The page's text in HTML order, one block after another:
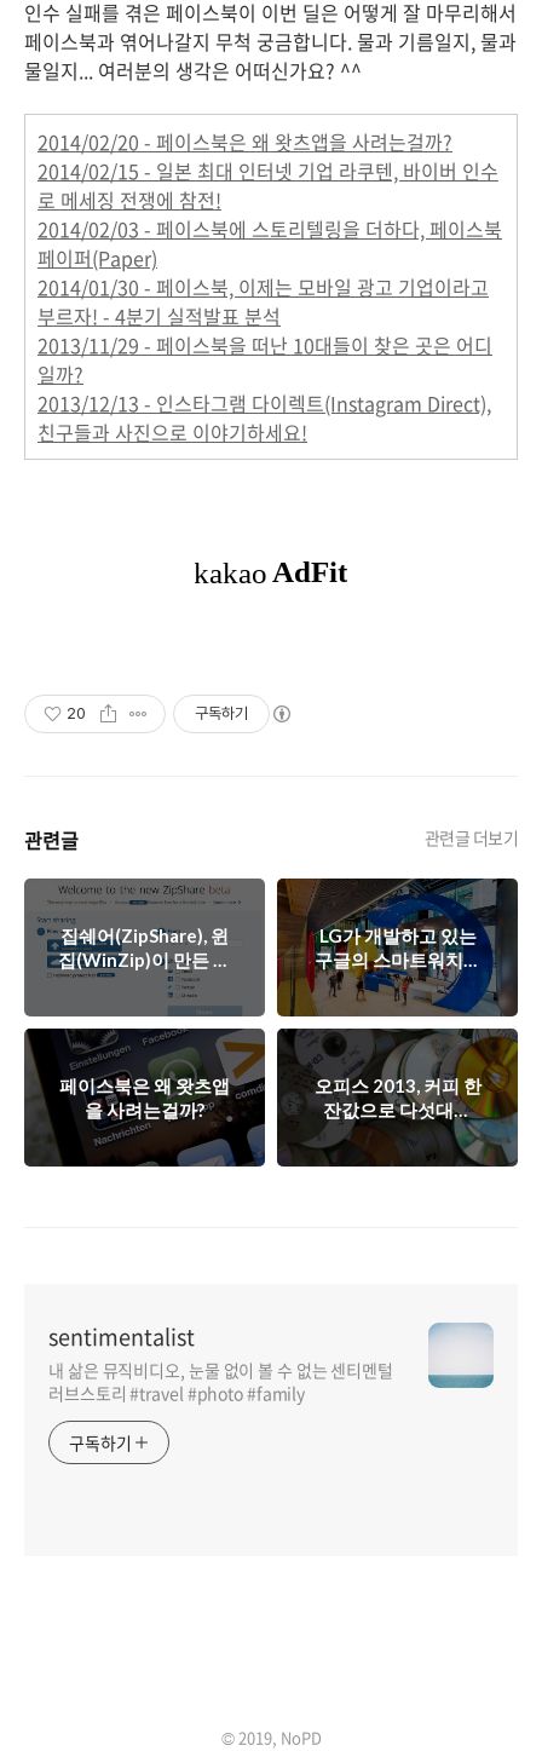
인수 실패를 겪은 페이스북이 이번 딜은 어떻게 잘 마무리해서
페이스북과 엮어나갈지 무척 궁금합니다. 물과 기름일지, 물과
물일지... 여러분의 생각은 어떠신가요? ^^
2014/02/20 - 페이스북은 왜 왓츠앱을 사려는걸까?
2014/02/15 - 일본 최대 인터넷 기업 라쿠텐, 바이버 인수
로 메세징 전쟁에 참전!
2014/02/03 - 페이스북에 스토리텔링을 더하다, 페이스북
페이퍼(Paper)
2014/01/30 - 페이스북, 이제는 모바일 광고 기업이라고
부르자! - 4분기 실적발표 분석
2013/11/29 - 페이스북을 떠난 10대들이 찾은 곳은 어디
일까?
2013/12/13 - 인스타그램 다이렉트(Instagram Direct),
친구들과 사진으로 이야기하세요!
20 구독하기
관련글 관련글 더보기
집쉐어(ZipShare), 윈
집(WinZip)이 만든 클
라우드 기반 압축 파
일관리 서비스
LG가 개발하고 있는
구글의 스마트워치는
어떤 모습일까?
페이스북은 왜 왓츠앱
을 사려는걸까?
오피스 2013, 커피 한
잔값으로 다섯대의
PC에 다운로드해서
설치할 수 있다면?
sentimentalist
내 삶은 뮤직비디오, 눈물 없이 볼 수 없는 센티멘털
러브스토리 #travel #photo #family
구독하기
© 2019, NoPD